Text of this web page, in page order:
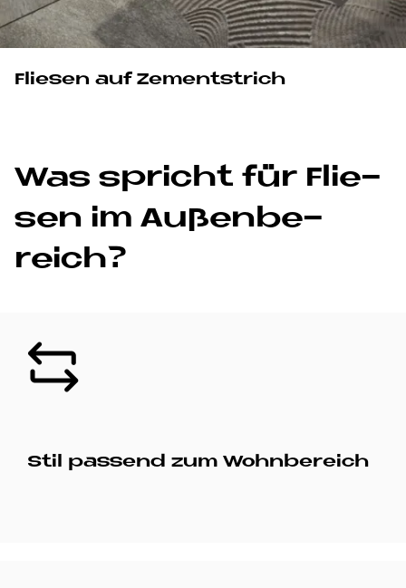
Fliesen auf Zementstrich
Was spricht für Flie­
sen im Au­ßen­be­
reich?
Bild
Stil passend zum Wohnbereich